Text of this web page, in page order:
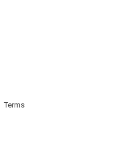
Terms